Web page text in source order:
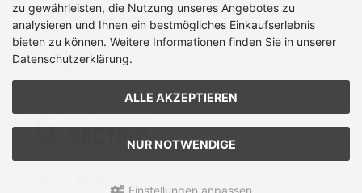
Social Media
zu gewährleisten, die Nutzung unseres Angebotes zu
analysieren und Ihnen ein bestmögliches Einkaufserlebnis
bieten zu können. Weitere Informationen finden Sie in unserer
Datenschutzerklärung.
ALLE AKZEPTIEREN
NUR NOTWENDIGE
Einstellungen anpassen